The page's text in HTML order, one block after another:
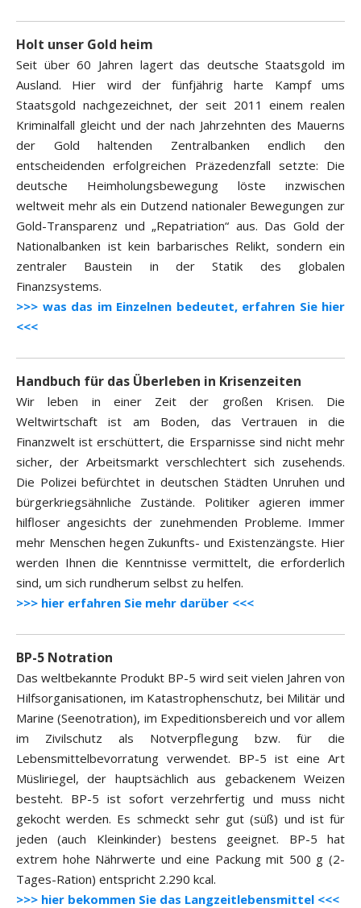
Holt unser Gold heim
Seit über 60 Jahren lagert das deutsche Staatsgold im
Ausland. Hier wird der fünfjährig harte Kampf ums
Staatsgold nachgezeichnet, der seit 2011 einem realen
Kriminalfall gleicht und der nach Jahrzehnten des Mauerns
der Gold haltenden Zentralbanken endlich den
entscheidenden erfolgreichen Präzedenzfall setzte: Die
deutsche Heimholungsbewegung löste inzwischen
weltweit mehr als ein Dutzend nationaler Bewegungen zur
Gold-Transparenz und „Repatriation“ aus. Das Gold der
Nationalbanken ist kein barbarisches Relikt, sondern ein
zentraler Baustein in der Statik des globalen
Finanzsystems.
>>> was das im Einzelnen bedeutet, erfahren Sie hier
<<<
Handbuch für das Überleben in Krisenzeiten
Wir leben in einer Zeit der großen Krisen. Die
Weltwirtschaft ist am Boden, das Vertrauen in die
Finanzwelt ist erschüttert, die Ersparnisse sind nicht mehr
sicher, der Arbeitsmarkt verschlechtert sich zusehends.
Die Polizei befürchtet in deutschen Städten Unruhen und
bürgerkriegsähnliche Zustände. Politiker agieren immer
hilfloser angesichts der zunehmenden Probleme. Immer
mehr Menschen hegen Zukunfts- und Existenzängste. Hier
werden Ihnen die Kenntnisse vermittelt, die erforderlich
sind, um sich rundherum selbst zu helfen.
>>> hier erfahren Sie mehr darüber <<<
BP-5 Notration
Das weltbekannte Produkt BP-5 wird seit vielen Jahren von
Hilfsorganisationen, im Katastrophenschutz, bei Militär und
Marine (Seenotration), im Expeditionsbereich und vor allem
im Zivilschutz als Notverpflegung bzw. für die
Lebensmittelbevorratung verwendet. BP-5 ist eine Art
Müsliriegel, der hauptsächlich aus gebackenem Weizen
besteht. BP-5 ist sofort verzehrfertig und muss nicht
gekocht werden. Es schmeckt sehr gut (süß) und ist für
jeden (auch Kleinkinder) bestens geeignet. BP-5 hat
extrem hohe Nährwerte und eine Packung mit 500 g (2-
Tages-Ration) entspricht 2.290 kcal.
>>> hier bekommen Sie das Langzeitlebensmittel <<<